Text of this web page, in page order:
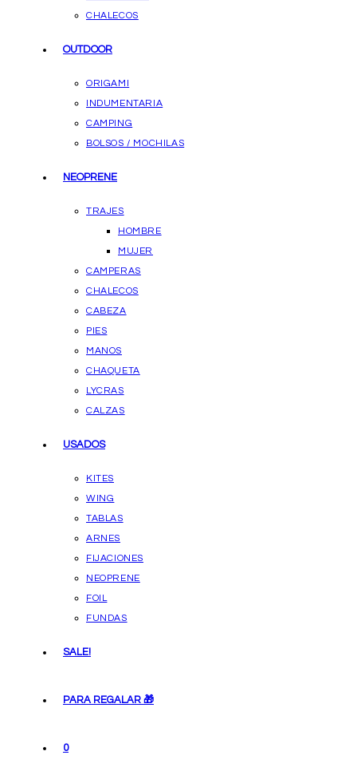
CHALECOS
OUTDOOR
ORIGAMI
INDUMENTARIA
CAMPING
BOLSOS / MOCHILAS
NEOPRENE
TRAJES
HOMBRE
MUJER
CAMPERAS
CHALECOS
CABEZA
PIES
MANOS
CHAQUETA
LYCRAS
CALZAS
USADOS
KITES
WING
TABLAS
ARNES
FIJACIONES
NEOPRENE
FOIL
FUNDAS
SALE!
PARA REGALAR 🎁
0